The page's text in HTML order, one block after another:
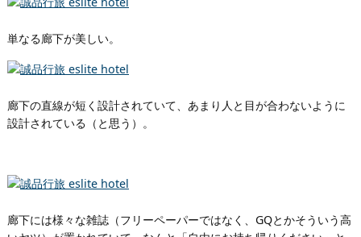
単なる廊下が美しい。
廊下の直線が短く設計されていて、あまり人と目が合わないように
設計されている（と思う）。
廊下には様々な雑誌（フリーペーパーではなく、GQとかそういう高